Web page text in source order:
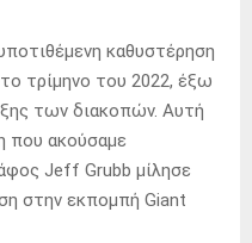
καθυστέρηση
τρίμηνο του 2022, έξω
των διακοπών. Αυτή
που ακούσαμε
Jeff Grubb μίλησε
στην εκπομπή Giant